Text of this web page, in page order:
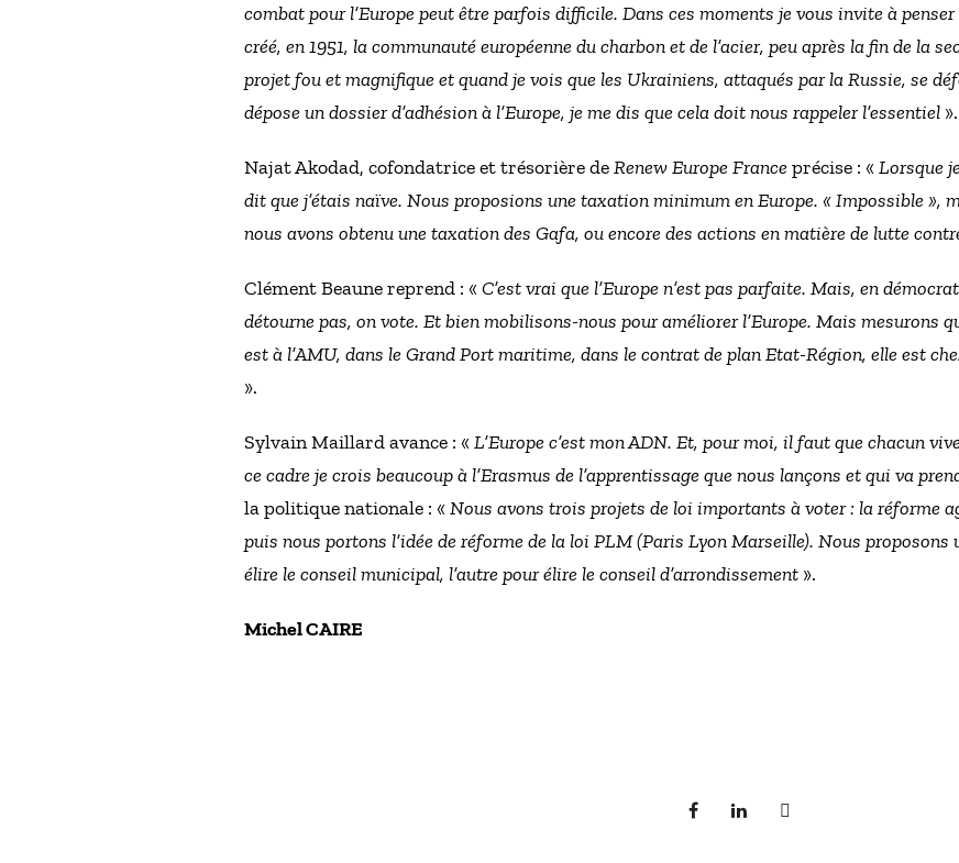
combat pour l’Europe peut être parfois difficile. Dans ces moments je vous invite à
créé, en 1951, la communauté européenne du charbon et de l’acier, peu après la fin de la
projet fou et magnifique et quand je vois que les Ukrainiens, attaqués par la Russie, se
dépose un dossier d’adhésion à l’Europe, je me dis que cela doit nous rappeler l’essentiel ».
Najat Akodad, cofondatrice et trésorière deRenew Europe France précise : « Lorsque
dit que j’étais naïve. Nous proposions une taxation minimum en Europe. « Impossible »,
nous avons obtenu une taxation des Gafa, ou encore des actions en matière de lutte
Clément Beaune reprend : « C’est vrai que l’Europe n’est pas parfaite. Mais, en
détourne pas, on vote. Et bien mobilisons-nous pour améliorer l’Europe. Mais mesurons
est à l’AMU, dans le Grand Port maritime, dans le contrat de plan Etat-Région, elle est
».
Sylvain Maillard avance : « L’Europe c’est mon ADN. Et, pour moi, il faut que chacun
ce cadre je crois beaucoup à l’Erasmus de l’apprentissage que nous lançons et qui va
la politique nationale : « Nous avons trois projets de loi importants à voter : la réforme
puis nous portons l’idée de réforme de la loi PLM (Paris Lyon Marseille). Nous proposons
élire le conseil municipal, l’autre pour élire le conseil d’arrondissement ».
Michel CAIRE